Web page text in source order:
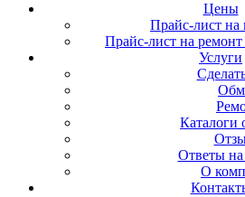
Цены
Прайс-лист на
Прайс-лист на
Услуги
Каталоги
Ответы
О